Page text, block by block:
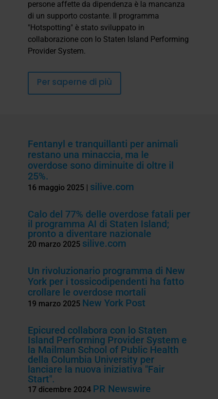
persone affette da dipendenza è la mancanza
di un supporto costante. Il programma
"Hotspotting" è stato sviluppato in
collaborazione con lo Staten Island Performing
Provider System.
Per saperne di più
Fentanyl e tranquillanti per animali
restano una minaccia, ma le
overdose sono diminuite di oltre il
25%.
16 maggio 2025 | silive.com
Calo del 77% delle overdose fatali per
il programma AI di Staten Island;
pronto a diventare nazionale
20 marzo 2025 silive.com
Un rivoluzionario programma di New
York per i tossicodipendenti ha fatto
crollare le overdose mortali
19 marzo 2025 New York Post
Epicured collabora con lo Staten
Island Performing Provider System e
la Mailman School of Public Health
della Columbia University per
lanciare la nuova iniziativa "Fair
Start".
17 dicembre 2024 PR Newswire